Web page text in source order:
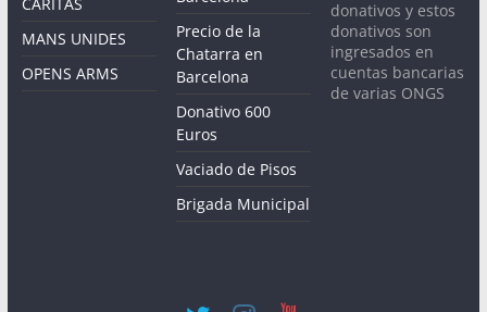
CÁRITAS
MANS UNIDES
OPENS ARMS
Precio de la
Chatarra en
Barcelona
Donativo 600
Euros
Vaciado de Pisos
Brigada Municipal
donativos y estos
donativos son
ingresados en
cuentas bancarias
de varias ONGS